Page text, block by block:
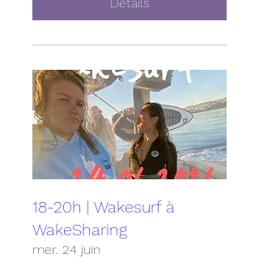
18-20h | Wakesurf à
WakeSharing
mer. 24 juin